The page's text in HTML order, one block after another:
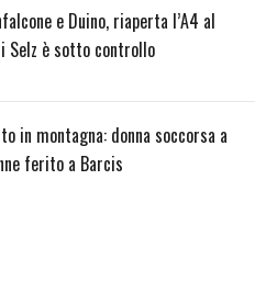
e Duino, riaperta l’A4 al
Selz è sotto controllo
in montagna: donna soccorsa a
ferito a Barcis